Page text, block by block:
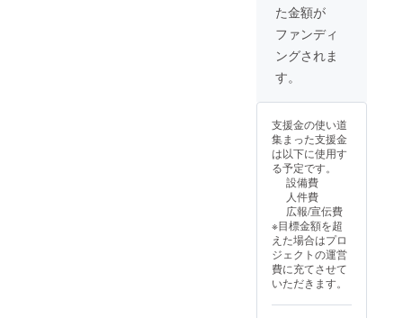
た金額が
ファンディ
ングされま
す。
支援金の使い道
集まった支援金
は以下に使用す
る予定です。
設備費
人件費
広報/宣伝費
※目標金額を超
えた場合はプロ
ジェクトの運営
費に充てさせて
いただきます。